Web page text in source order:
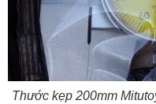
Thước kẹp 200mm